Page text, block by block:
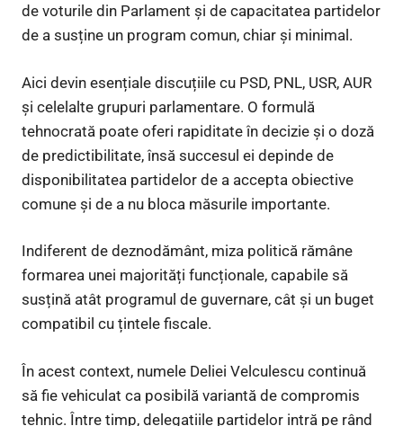
de voturile din Parlament și de capacitatea partidelor
de a susține un program comun, chiar și minimal.
Aici devin esențiale discuțiile cu PSD, PNL, USR, AUR
și celelalte grupuri parlamentare. O formulă
tehnocrată poate oferi rapiditate în decizie și o doză
de predictibilitate, însă succesul ei depinde de
disponibilitatea partidelor de a accepta obiective
comune și de a nu bloca măsurile importante.
Indiferent de deznodământ, miza politică rămâne
formarea unei majorități funcționale, capabile să
susțină atât programul de guvernare, cât și un buget
compatibil cu țintele fiscale.
În acest context, numele Deliei Velculescu continuă
să fie vehiculat ca posibilă variantă de compromis
tehnic. Între timp, delegațiile partidelor intră pe rând